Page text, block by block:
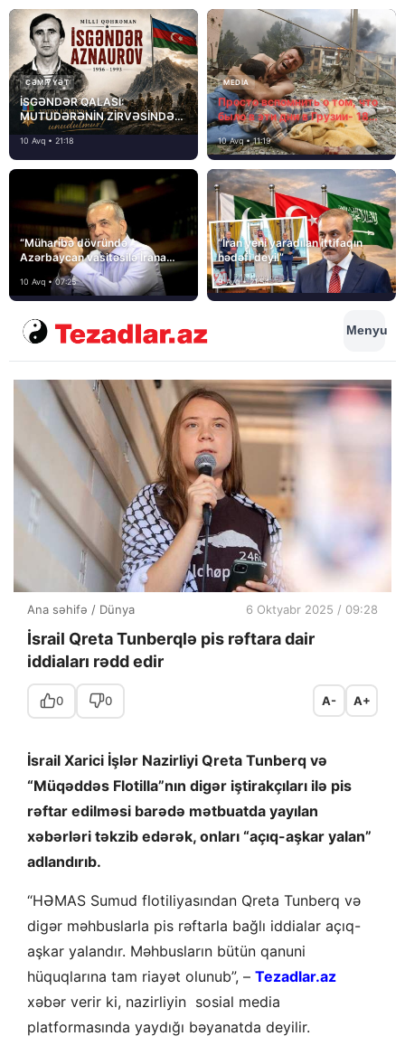
CƏMIYYƏT
İSGƏNDƏR QALASI:
MUTUDƏRƏNİN ZİRVƏSİNDƏ
YAZILAN QƏHRƏMANLIQ
10 Avq • 21:18
MEDİA
Просто вспомнить о том, что
было в эти дни в Грузии- 18
лет назад, 8 августа 2008
года…
10 Avq • 11:19
“Müharibə dövründə
Azərbaycan vasitəsilə İrana
yardım və dəstək göstərilib”
10 Avq • 07:25
“İran yeni yaradılan ittifaqın
hədəfi deyil”
9 Avq • 21:54
Menyu
Ana səhifə / Dünya 6 Oktyabr 2025 / 09:28
İsrail Qreta Tunberqlə pis rəftara dair
iddiaları rədd edir
0 0 A- A+
İsrail Xarici İşlər Nazirliyi Qreta Tunberq və
“Müqəddəs Flotilla”nın digər iştirakçıları ilə pis
rəftar edilməsi barədə mətbuatda yayılan
xəbərləri təkzib edərək, onları “açıq-aşkar yalan”
adlandırıb.
“HƏMAS Sumud flotiliyasından Qreta Tunberq və
digər məhbuslarla pis rəftarla bağlı iddialar açıq-
aşkar yalandır. Məhbusların bütün qanuni
hüquqlarına tam riayət olunub”, – Tezadlar.az
xəbər verir ki, nazirliyin sosial media
platformasında yaydığı bəyanatda deyilir.